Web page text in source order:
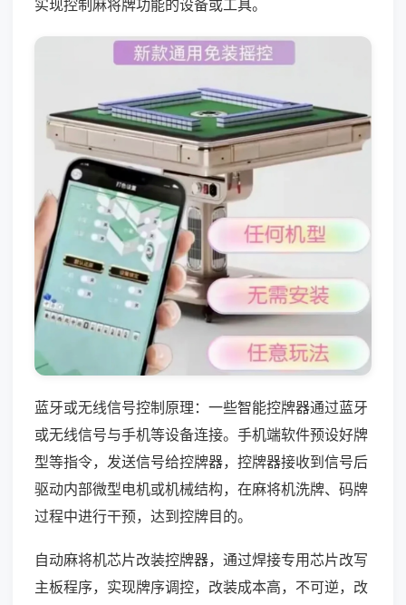
实现控制麻将牌功能的设备或工具。
蓝牙或无线信号控制原理：一些智能控牌器通过蓝牙
或无线信号与手机等设备连接。手机端软件预设好牌
型等指令，发送信号给控牌器，控牌器接收到信号后
驱动内部微型电机或机械结构，在麻将机洗牌、码牌
过程中进行干预，达到控牌目的。
自动麻将机芯片改装控牌器，通过焊接专用芯片改写
主板程序，实现牌序调控，改装成本高，不可逆，改